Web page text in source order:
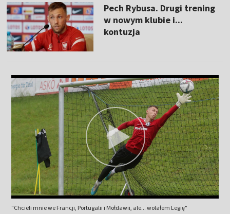
Pech Rybusa. Drugi trening
w nowym klubie i...
kontuzja
"Chcieli mnie we Francji, Portugalii i Mołdawii, ale... wolałem Legię"